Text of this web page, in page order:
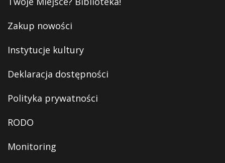
Zakup nowości
Instytucje kultury
Deklaracja dostępności
Polityka prywatności
RODO
Monitoring